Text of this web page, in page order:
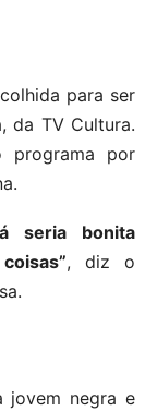
para ser
da TV Cultura.
programa por
seria bonita
, diz o
jovem negra e